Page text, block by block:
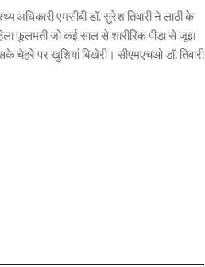
अधिकारी एमसीबी डॉ. सुरेश तिवारी ने लाठी के
फूलमती जो कई साल से शारीरिक पीड़ा से जूझ
चेहरे पर खुशियां बिखेरी। सीएमएचओ डॉ. तिवारी